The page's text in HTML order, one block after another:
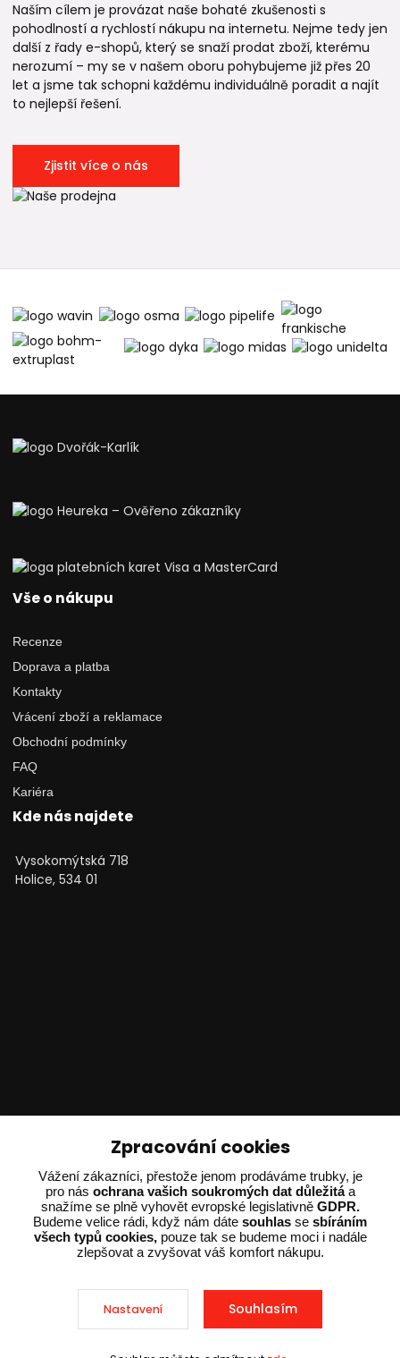
Naším cílem je provázat naše bohaté zkušenosti s
pohodlností a rychlostí nákupu na internetu. Nejme tedy jen
další z řady e-shopů, který se snaží prodat zboží, kterému
nerozumí – my se v našem oboru pohybujeme již přes 20
let a jsme tak schopni každému individuálně poradit a najít
to nejlepší řešení.
Zjistit více o nás
Vše o nákupu
Recenze
Doprava a platba
Kontakty
Vrácení zboží a reklamace
Obchodní podmínky
FAQ
Kariéra
Kde nás najdete
Vysokomýtská 718
Holice, 534 01
Ing. Adam Dvořák
+420 602 234 254
(Po-Pá 8:00 - 15:00)
potrebujiporadit@dvorak-karlik.cz
Zpracování cookies
Vážení zákazníci, přestože jenom prodáváme trubky, je
pro nás ochrana vašich soukromých dat důležitáa
snažíme se plně vyhovět evropské legislativně GDPR.
Budeme velice rádi, když nám dáte souhlas se sbíráním
všech typů cookies,pouze tak se budeme moci i nadále
zlepšovat a zvyšovat váš komfort nákupu.
Nastavení Souhlasím